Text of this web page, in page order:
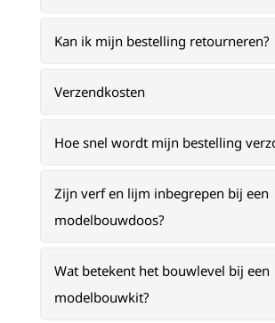
Kan ik mijn bestelling retourneren?
Verzendkosten
Hoe snel wordt mijn bestelling
Zijn verf en lijm inbegrepen bij een
modelbouwdoos?
Wat betekent het bouwlevel bij een
modelbouwkit?